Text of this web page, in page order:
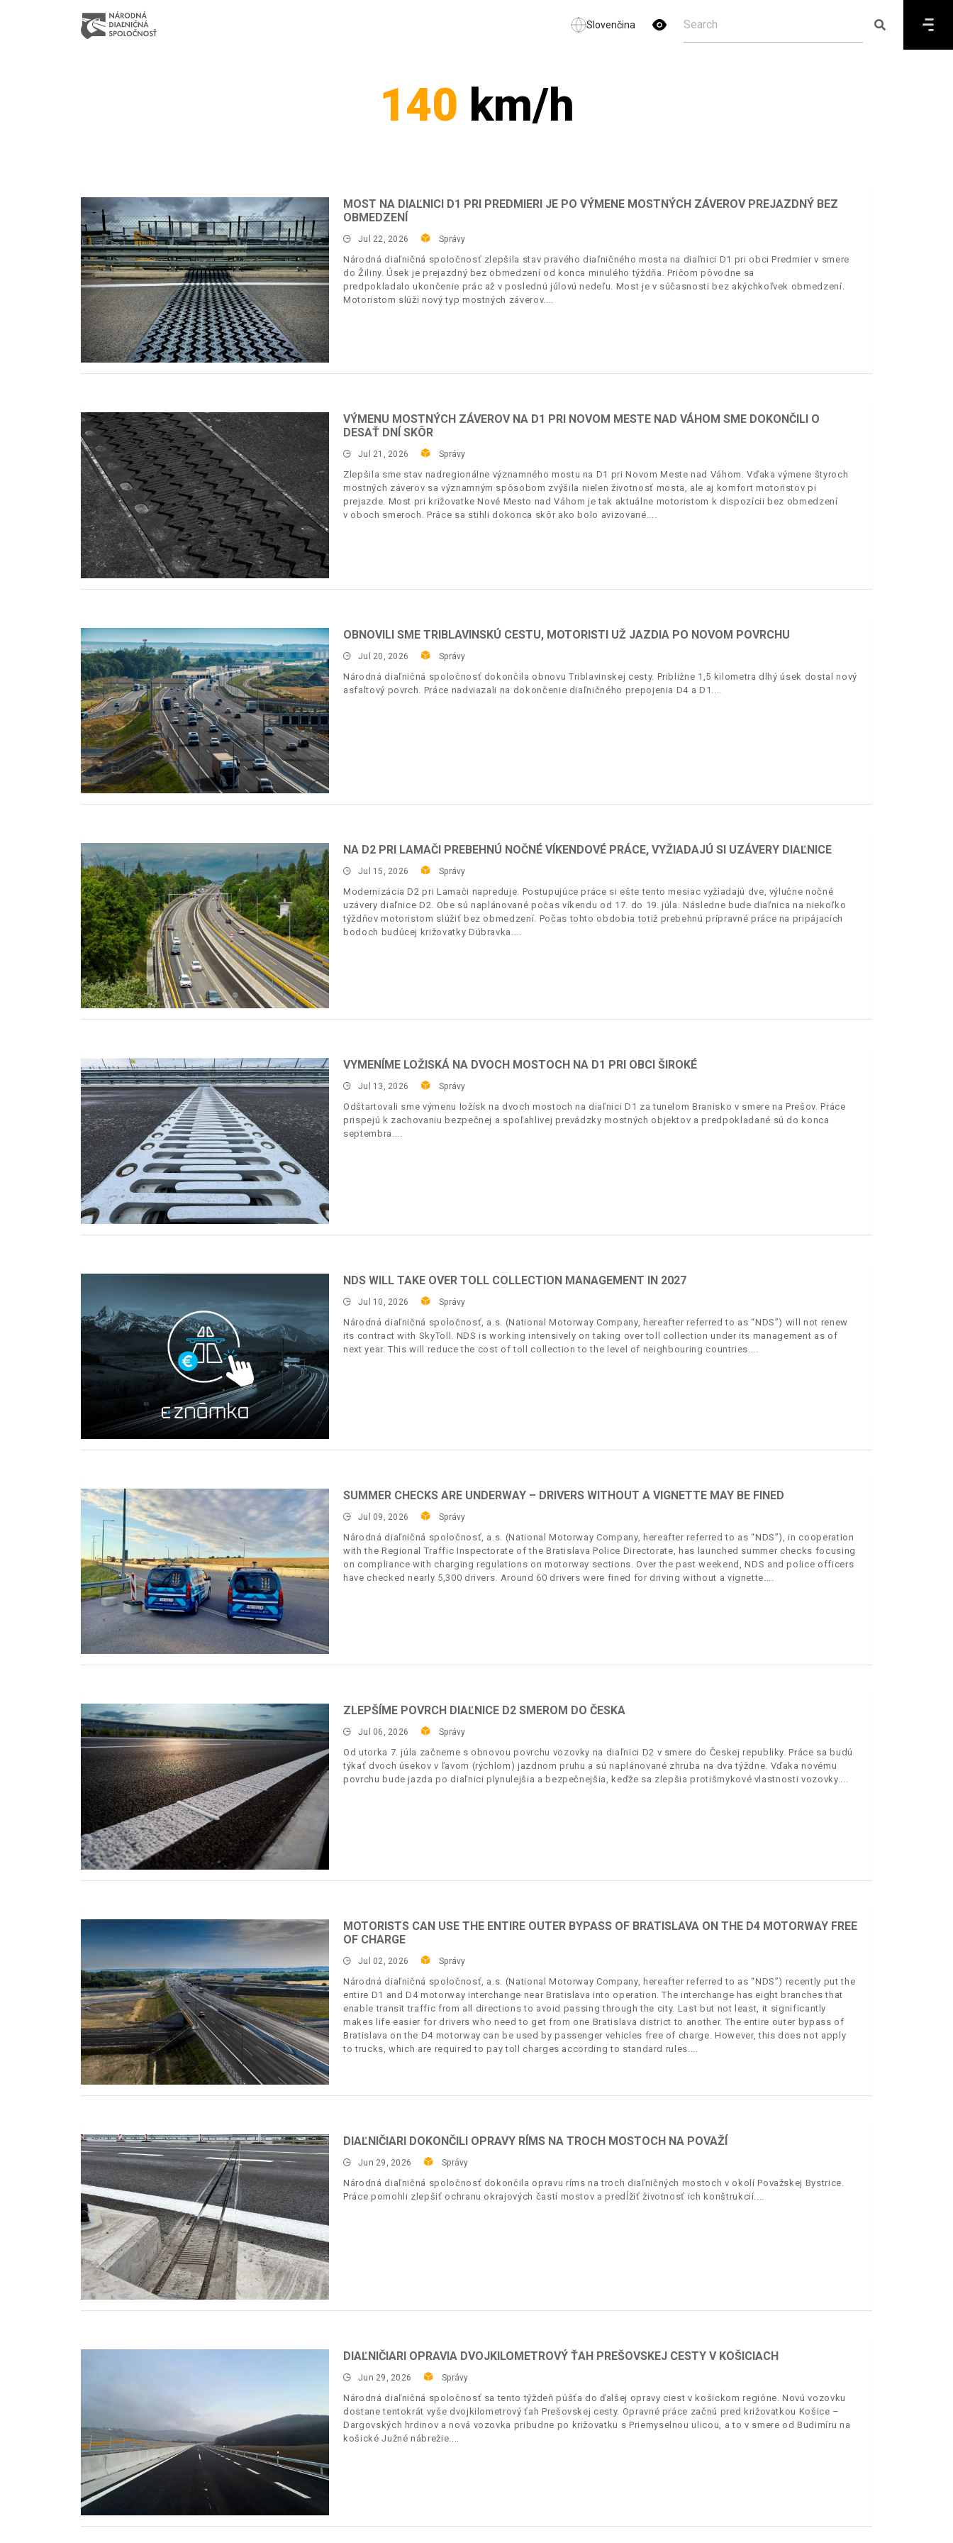
Slovenčina
140 km/h
MOST NA DIAĽNICI D1 PRI PREDMIERI JE PO VÝMENE MOSTNÝCH ZÁVEROV PREJAZDNÝ BEZ
OBMEDZENÍ
Jul 22, 2026 Správy
Národná diaľničná spoločnosť zlepšila stav pravého diaľničného mosta na diaľnici D1 pri obci Predmier v smere
do Žiliny. Úsek je prejazdný bez obmedzení od konca minulého týždňa. Pričom pôvodne sa
predpokladalo ukončenie prác až v poslednú júlovú nedeľu. Most je v súčasnosti bez akýchkoľvek obmedzení.
Motoristom slúži nový typ mostných záverov.
VÝMENU MOSTNÝCH ZÁVEROV NA D1 PRI NOVOM MESTE NAD VÁHOM SME DOKONČILI O
DESAŤ DNÍ SKÔR
Jul 21, 2026 Správy
Zlepšila sme stav nadregionálne významného mostu na D1 pri Novom Meste nad Váhom. Vďaka výmene štyroch
mostných záverov sa významným spôsobom zvýšila nielen životnosť mosta, ale aj komfort motoristov pi
prejazde. Most pri križovatke Nové Mesto nad Váhom je tak aktuálne motoristom k dispozícii bez obmedzení
v oboch smeroch. Práce sa stihli dokonca skôr ako bolo avizované.
OBNOVILI SME TRIBLAVINSKÚ CESTU, MOTORISTI UŽ JAZDIA PO NOVOM POVRCHU
Jul 20, 2026 Správy
Národná diaľničná spoločnosť dokončila obnovu Triblavinskej cesty. Približne 1,5 kilometra dlhý úsek dostal nový
asfaltový povrch. Práce nadviazali na dokončenie diaľničného prepojenia D4 a D1.
NA D2 PRI LAMAČI PREBEHNÚ NOČNÉ VÍKENDOVÉ PRÁCE, VYŽIADAJÚ SI UZÁVERY DIAĽNICE
Jul 15, 2026 Správy
Modernizácia D2 pri Lamači napreduje. Postupujúce práce si ešte tento mesiac vyžiadajú dve, výlučne nočné
uzávery diaľnice D2. Obe sú naplánované počas víkendu od 17. do 19. júla. Následne bude diaľnica na niekoľko
týždňov motoristom slúžiť bez obmedzení. Počas tohto obdobia totiž prebehnú prípravné práce na pripájacích
bodoch budúcej križovatky Dúbravka.
VYMENÍME LOŽISKÁ NA DVOCH MOSTOCH NA D1 PRI OBCI ŠIROKÉ
Jul 13, 2026 Správy
Odštartovali sme výmenu ložísk na dvoch mostoch na diaľnici D1 za tunelom Branisko v smere na Prešov. Práce
prispejú k zachovaniu bezpečnej a spoľahlivej prevádzky mostných objektov a predpokladané sú do konca
septembra.
NDS WILL TAKE OVER TOLL COLLECTION MANAGEMENT IN 2027
Jul 10, 2026 Správy
Národná diaľničná spoločnosť, a.s. (National Motorway Company, hereafter referred to as “NDS”) will not renew
its contract with SkyToll. NDS is working intensively on taking over toll collection under its management as of
next year. This will reduce the cost of toll collection to the level of neighbouring countries.
SUMMER CHECKS ARE UNDERWAY – DRIVERS WITHOUT A VIGNETTE MAY BE FINED
Jul 09, 2026 Správy
Národná diaľničná spoločnosť, a.s. (National Motorway Company, hereafter referred to as “NDS”), in cooperation
with the Regional Traffic Inspectorate of the Bratislava Police Directorate, has launched summer checks focusing
on compliance with charging regulations on motorway sections. Over the past weekend, NDS and police officers
have checked nearly 5,300 drivers. Around 60 drivers were fined for driving without a vignette.
ZLEPŠÍME POVRCH DIAĽNICE D2 SMEROM DO ČESKA
Jul 06, 2026 Správy
Od utorka 7. júla začneme s obnovou povrchu vozovky na diaľnici D2 v smere do Českej republiky. Práce sa budú
týkať dvoch úsekov v ľavom (rýchlom) jazdnom pruhu a sú naplánované zhruba na dva týždne. Vďaka novému
povrchu bude jazda po diaľnici plynulejšia a bezpečnejšia, keďže sa zlepšia protišmykové vlastnosti vozovky.
MOTORISTS CAN USE THE ENTIRE OUTER BYPASS OF BRATISLAVA ON THE D4 MOTORWAY FREE
OF CHARGE
Jul 02, 2026 Správy
Národná diaľničná spoločnosť, a.s. (National Motorway Company, hereafter referred to as “NDS”) recently put the
entire D1 and D4 motorway interchange near Bratislava into operation. The interchange has eight branches that
enable transit traffic from all directions to avoid passing through the city. Last but not least, it significantly
makes life easier for drivers who need to get from one Bratislava district to another. The entire outer bypass of
Bratislava on the D4 motorway can be used by passenger vehicles free of charge. However, this does not apply
to trucks, which are required to pay toll charges according to standard rules.
DIAĽNIČIARI DOKONČILI OPRAVY RÍMS NA TROCH MOSTOCH NA POVAŽÍ
Jun 29, 2026 Správy
Národná diaľničná spoločnosť dokončila opravu ríms na troch diaľničných mostoch v okolí Považskej Bystrice.
Práce pomohli zlepšiť ochranu okrajových častí mostov a predĺžiť životnosť ich konštrukcií.
DIAĽNIČIARI OPRAVIA DVOJKILOMETROVÝ ŤAH PREŠOVSKEJ CESTY V KOŠICIACH
Jun 29, 2026 Správy
Národná diaľničná spoločnosť sa tento týždeň púšťa do ďalšej opravy ciest v košickom regióne. Novú vozovku
dostane tentokrát vyše dvojkilometrový ťah Prešovskej cesty. Opravné práce začnú pred križovatkou Košice –
Dargovských hrdinov a nová vozovka pribudne po križovatku s Priemyselnou ulicou, a to v smere od Budimíru na
košické Južné nábrežie.